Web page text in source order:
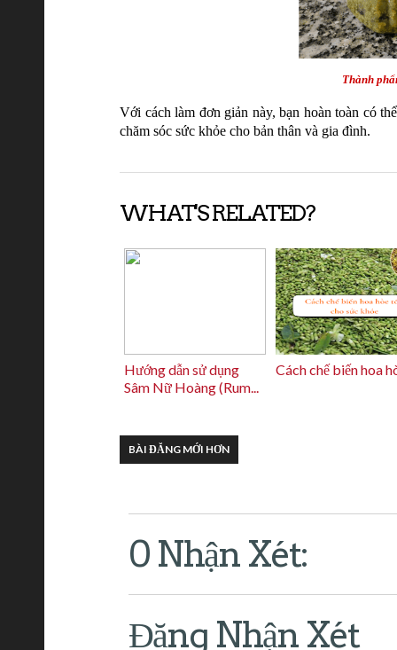
Thành
Với cách làm đơn giản này, bạn hoàn toàn có
chăm sóc sức khỏe cho bản thân và gia đình.
WHAT'S RELATED?
Hướng dẫn sử dụng
Sâm Nữ Hoàng (Rum...
Cách chế biến hoa
BÀI ĐĂNG MỚI HƠN
0 Nhận Xét:
Đăng Nhận Xét